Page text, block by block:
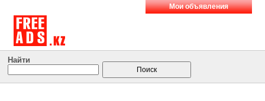
Мои объявления
Найти